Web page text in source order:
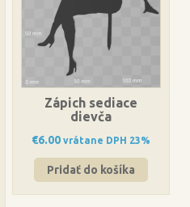
Zápich sediace
dievča
€6.00 vrátane DPH 23%
Pridať do košíka